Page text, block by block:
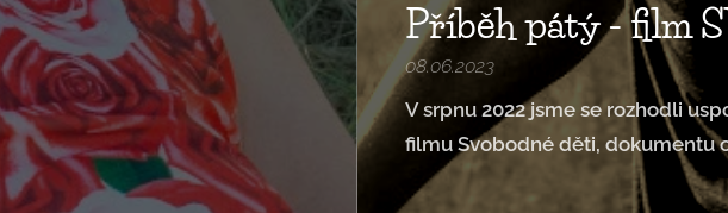
Příběh pátý - film
08.06.2023
V srpnu 2022 jsme se rozhodli
filmu Svobodné děti, dokumentu